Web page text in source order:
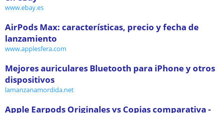
www.ebay.es
AirPods Max: características, precio y fecha de
lanzamiento
www.applesfera.com
Mejores auriculares Bluetooth para iPhone y otros
dispositivos
lamanzanamordida.net
Apple Earpods Originales vs Copias comparativa -